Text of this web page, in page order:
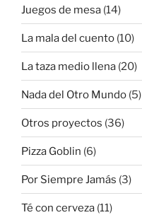
Juegos de mesa (14)
La mala del cuento (10)
La taza medio llena (20)
Nada del Otro Mundo (5)
Otros proyectos (36)
Pizza Goblin (6)
Por Siempre Jamás (3)
Té con cerveza (11)